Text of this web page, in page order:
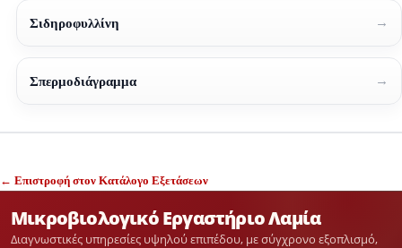
Σιδηροφυλλίνη →
Σπερμοδιάγραμμα →
← Επιστροφή στον Κατάλογο Εξετάσεων
Μικροβιολογικό Εργαστήριο Λαμία
Διαγνωστικές υπηρεσίες υψηλού επιπέδου, με σύγχρονο εξοπλισμό,